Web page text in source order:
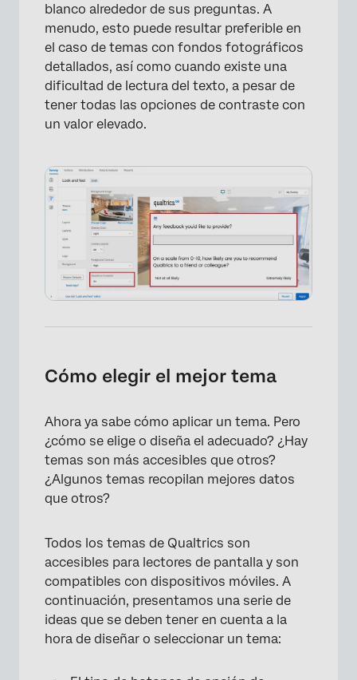
×
blanco alrededor de sus preguntas. A
menudo, esto puede resultar preferible en
el caso de temas con fondos fotográficos
detallados, así como cuando existe una
dificultad de lectura del texto, a pesar de
tener todas las opciones de contraste con
un valor elevado.
Cómo elegir el mejor tema
Ahora ya sabe cómo aplicar un tema. Pero
¿cómo se elige o diseña el adecuado? ¿Hay
temas son más accesibles que otros?
¿Algunos temas recopilan mejores datos
que otros?
Todos los temas de Qualtrics son
accesibles para lectores de pantalla y son
compatibles con dispositivos móviles. A
continuación, presentamos una serie de
ideas que se deben tener en cuenta a la
hora de diseñar o seleccionar un tema: